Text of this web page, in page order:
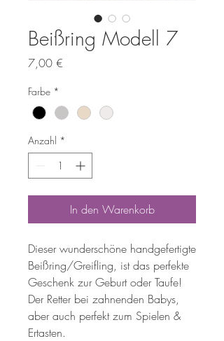
Beißring Modell 7
7,00 €
Farbe *
Anzahl *
In den Warenkorb
Dieser wunderschöne handgefertigte
Beißring/Greifling, ist das perfekte
Geschenk zur Geburt oder Taufe!
Der Retter bei zahnenden Babys,
aber auch perfekt zum Spielen &
Ertasten.